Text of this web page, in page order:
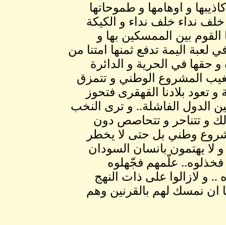
و اوهامها و طموحاتها
نداء خلف نداء و الكيكة
القوم بين الممسكين بها و
لعبة اليمة تدفع ثمنها امتنا من
حقها في الحرية و الدائرة
المشروع الوطني و تتمزق
و تعود بلادنا القهقرى فتحوز
الدول الفاشلة.. و ترى النخب
و تتناحر و تتحاصص دون
وطني بل حتى لا يخطر
لا يهتمون بانسان السودان
علّمهم فجّهلوه
.. و لازالوا على ذات النهج
ان نمسك لهم بالقرنين وهم